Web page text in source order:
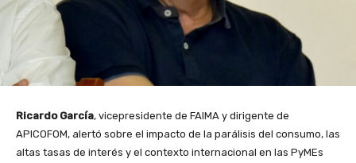
Ricardo García, vicepresidente de FAIMA y dirigente de
APICOFOM, alertó sobre el impacto de la parálisis del consumo, las
altas tasas de interés y el contexto internacional en las PyMEs